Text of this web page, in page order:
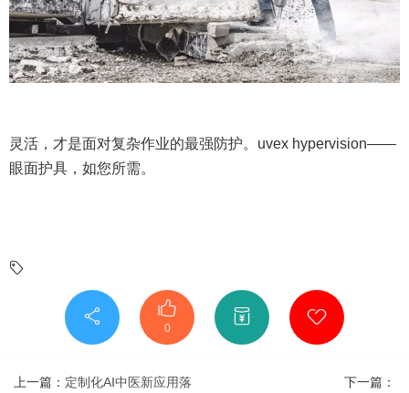
灵活，才是面对复杂作业的最强防护。uvex hypervision——
眼面护具，如您所需。
0
上一篇： 定制化AI中医新应用落
下一篇：